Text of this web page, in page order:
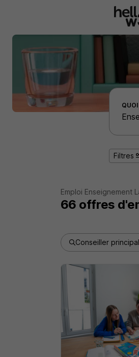
Effectuer une recherche d'emploi par
QUOI
Filtres
Emploi Enseignement
66 offres
Conseiller